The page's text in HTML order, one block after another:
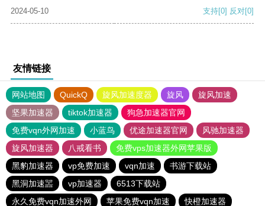
2024-05-10
支持[0] 反对[0]
友情链接
网站地图 QuickQ 旋风加速度器 旋风
旋风加速
坚果加速器
tiktok加速器
狗急加速器官网
免费vqn外网加速
小蓝鸟 优途加速器官网
风驰加速器
旋风加速器
八戒看书
免费vps加速器外网苹果版
黑豹加速器
vp免费加速 vqn加速
书游下载站
黑洞加速噐
vp加速器
6513下载站
永久免费vqn加速外网
苹果免费vqn加速 快橙加速器